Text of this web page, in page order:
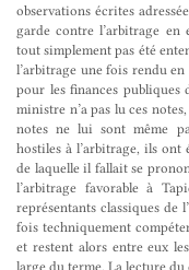
observations écrites
garde contre l’arbitrage en
tout simplement pas été
l’arbitrage une fois rendu
pour les finances publiques
ministre n’a pas lu ces
notes ne lui sont même
hostiles à l’arbitrage, ils ont
de laquelle il fallait se
l’arbitrage favorable à
représentants classiques de
fois techniquement
et restent alors entre eux
large du terme. La lecture